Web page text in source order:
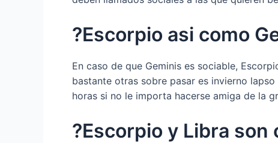
?Escorpio asi­ como
En caso de que Geminis es sociable,
bastante otras sobre pasar es invierno
horas si no le importa hacerse amiga de la
?Escorpio y Libra son